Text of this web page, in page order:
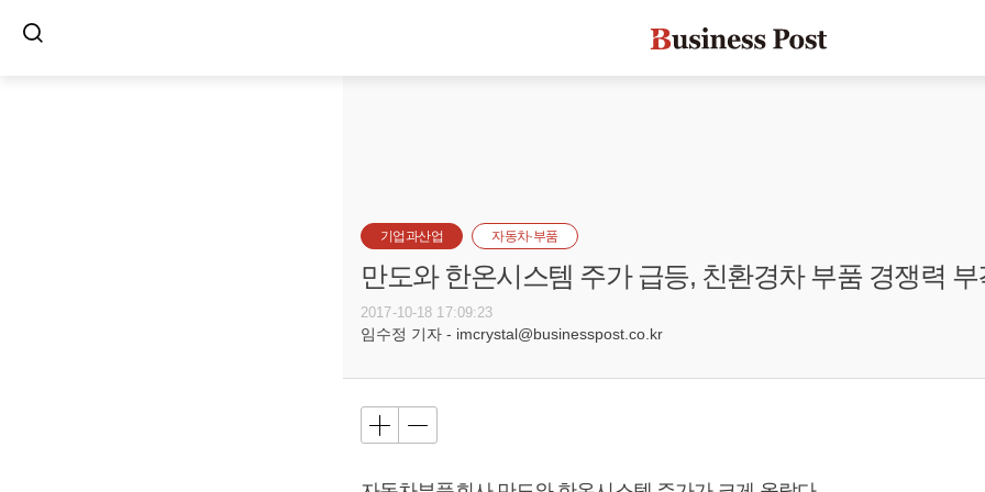
기업과산업 자동차·부품
만도와 한온시스템 주가 급등, 친환경차 부품 경쟁력 부
2017-10-18 17:09:23
임수정 기자 - imcrystal@businesspost.co.kr